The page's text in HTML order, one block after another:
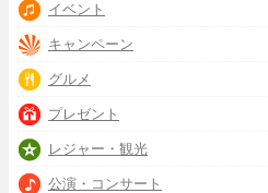
イベント
キャンペーン
グルメ
プレゼント
レジャー・観光
公演・コンサート